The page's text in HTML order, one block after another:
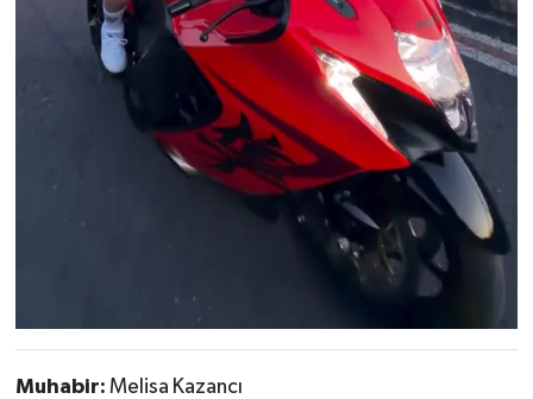
Muhabir: Melisa Kazancı